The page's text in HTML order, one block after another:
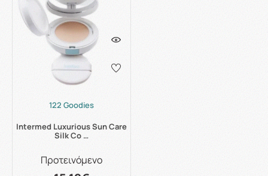
122 Goodies
Intermed Luxurious Sun Care
Silk Co …
Προτεινόμενο